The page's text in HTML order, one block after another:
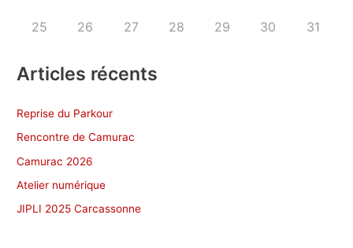
25 26 27 28 29 30 31
Articles récents
Reprise du Parkour
Rencontre de Camurac
Camurac 2026
Atelier numérique
JIPLI 2025 Carcassonne